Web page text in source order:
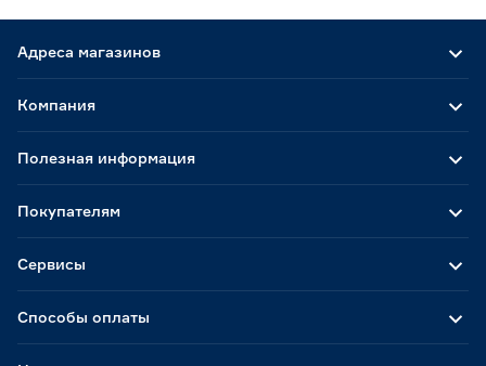
Адреса магазинов
Способы оплаты
Компания
Полезная информация
Покупателям
Сервисы